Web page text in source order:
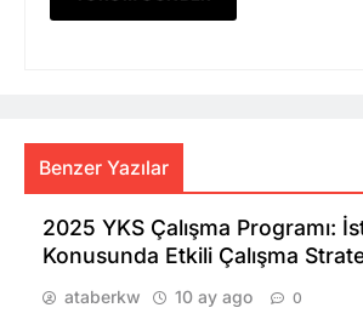
Benzer Yazılar
2025 YKS Çalışma Programı:
Konusunda Etkili Çalışma
ataberkw 10 ay ago 0